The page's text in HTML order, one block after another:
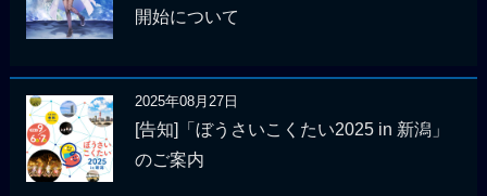
開始について
2025年08月27日
[告知]「ぼうさいこくたい2025 in 新潟」
のご案内